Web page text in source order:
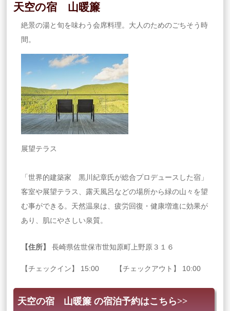
天空の宿 山暖簾
絶景の湯と旬を味わう会席料理。大人のためのごちそう時
間。
展望テラス
「世界的建築家 黒川紀章氏が総合プロデュースした宿」
客室や展望テラス、露天風呂などの場所から緑の山々を望
む事ができる。天然温泉は、疲労回復・健康増進に効果が
あり、肌にやさしい泉質。
【住所】 長崎県佐世保市世知原町上野原３１６
【チェックイン】 15:00 【チェックアウト】 10:00
天空の宿 山暖簾 の宿泊予約はこちら>>